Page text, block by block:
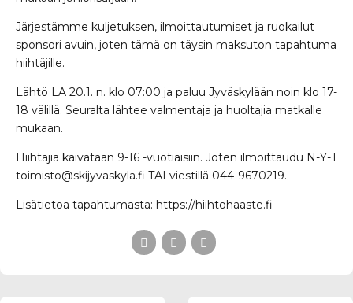
Järjestämme kuljetuksen, ilmoittautumiset ja ruokailut
sponsori avuin, joten tämä on täysin maksuton tapahtuma
hiihtäjille.
Lähtö LA 20.1. n. klo 07:00 ja paluu Jyväskylään noin klo 17-
18 välillä. Seuralta lähtee valmentaja ja huoltajia matkalle
mukaan.
Hiihtäjiä kaivataan 9-16 -vuotiaisiin. Joten ilmoittaudu N-Y-T
toimisto@skijyvaskyla.fi TAI viestillä 044-9670219.
Lisätietoa tapahtumasta: https://hiihtohaaste.fi